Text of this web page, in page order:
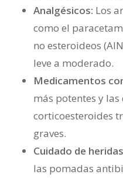
Analgésicos: Los
como el
no esteroideos
leve a moderado.
Medicamentos
más potentes y las
corticoesteroides
graves.
Cuidado de
las pomadas